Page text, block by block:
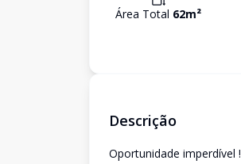
Área Total 62m²
Descrição
Oportunidade imperdível !